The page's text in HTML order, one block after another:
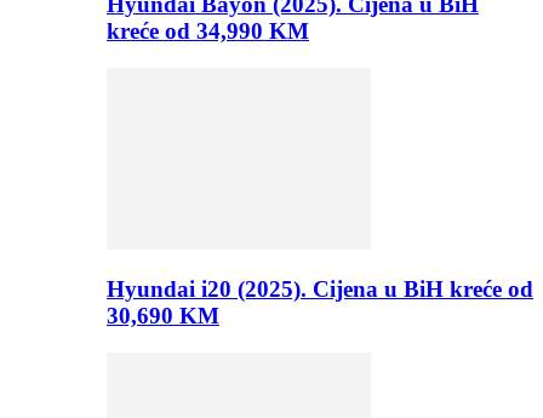
kreće od 34,990 KM
Hyundai i20 (2025). Cijena u BiH kreće od
30,690 KM